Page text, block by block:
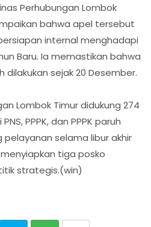
Perhubungan Lombok
bahwa apel tersebut
internal menghadapi
Baru. Ia memastikan bahwa
sejak 20 Desember.
Lombok Timur didukung 274
PPPK, dan PPPK paruh
pelayanan selama libur akhir
tiga posko
strategis.(win)